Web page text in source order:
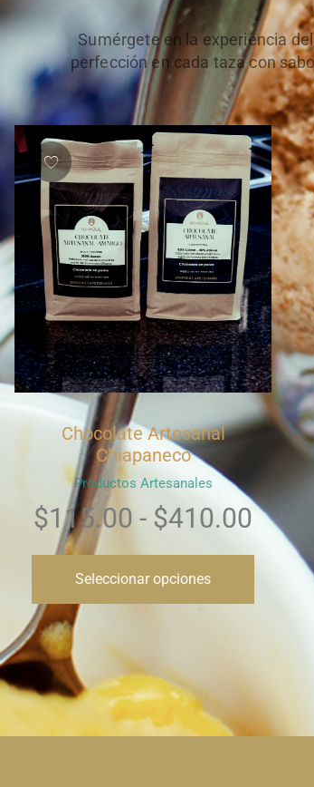
Sumérgete en la experiencia
perfección en cada taza con
Salsa Ki-múul
Productos Artesanales
$95.00 $185.00
Seleccionar opciones